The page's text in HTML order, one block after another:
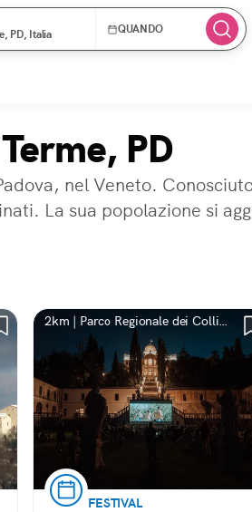
PD, Italia
QUANDO
PD
nel Veneto.
La sua popolazione si
2km | Parco Regionale dei Colli
Euganei, Provincia di Padova,
Italia
FESTIVAL